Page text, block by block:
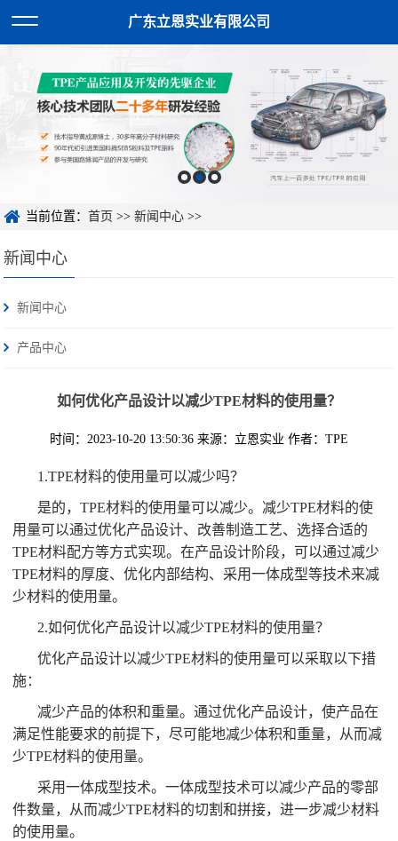
广东立恩实业有限公司
当前位置：首页 >>新闻中心 >>
新闻中心
新闻中心
产品中心
如何优化产品设计以减少TPE材料的使用量？
时间：2023-10-20 13:50:36 来源：立恩实业 作者：TPE
1.TPE材料的使用量可以减少吗？
是的，TPE材料的使用量可以减少。减少TPE材料的使
用量可以通过优化产品设计、改善制造工艺、选择合适的
TPE材料配方等方式实现。在产品设计阶段，可以通过减少
TPE材料的厚度、优化内部结构、采用一体成型等技术来减
少材料的使用量。
2.如何优化产品设计以减少TPE材料的使用量？
优化产品设计以减少TPE材料的使用量可以采取以下措
施：
减少产品的体积和重量。通过优化产品设计，使产品在
满足性能要求的前提下，尽可能地减少体积和重量，从而减
少TPE材料的使用量。
采用一体成型技术。一体成型技术可以减少产品的零部
件数量，从而减少TPE材料的切割和拼接，进一步减少材料
的使用量。